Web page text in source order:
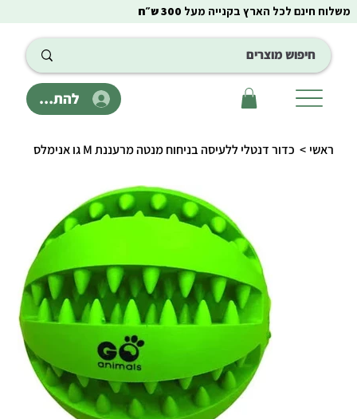
להתחבר
משלוח חינם לכל הארץ בקנייה מעל 300 ש״ח
ראשי > כדור דנטלי ללעיסה בניחוח מנטה מרעננת M גו אנימלס